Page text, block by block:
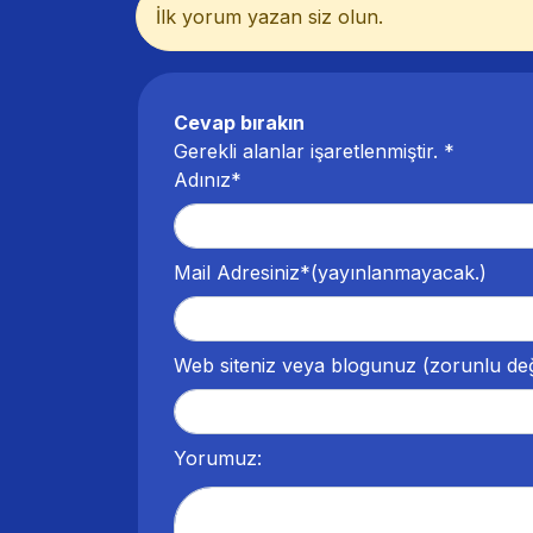
İlk yorum yazan siz olun.
Cevap bırakın
Gerekli alanlar işaretlenmiştir. *
Adınız*
Mail Adresiniz*(yayınlanmayacak.)
Web siteniz veya blogunuz (zorunlu
Yorumuz: